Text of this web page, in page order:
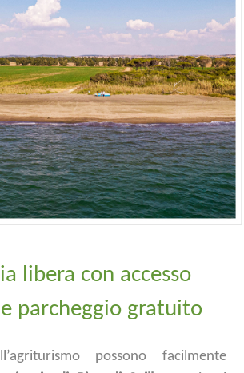
libera con accesso
parcheggio gratuito
possono facilmente